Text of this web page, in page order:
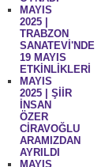
MAYIS
2025 |
TRABZON
SANATEVİ'NDE
19 MAYIS
ETKİNLİKLERİ
MAYIS
2025 | ŞİİR
İNSAN
ÖZER
CİRAVOĞLU
ARAMIZDAN
AYRILDI
MAYIS